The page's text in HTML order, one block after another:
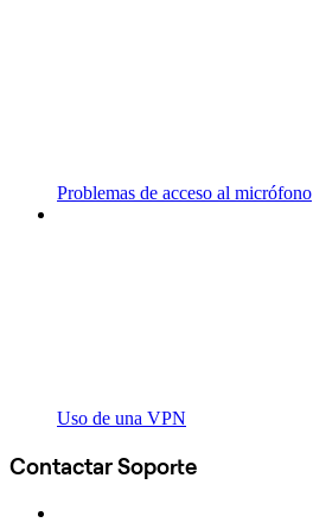
Problemas de acceso al micrófono
Uso de una VPN
Contactar Soporte